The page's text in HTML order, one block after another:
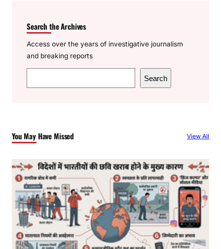
Search the Archives
Access over the years of investigative journalism
and breaking reports
e
h
Search
You May Have Missed View All